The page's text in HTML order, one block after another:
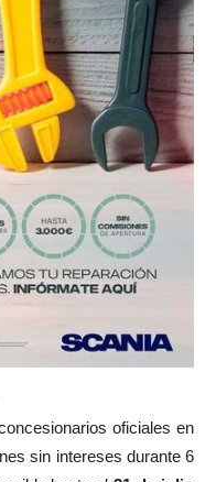
oficiales en
sin intereses durante 6